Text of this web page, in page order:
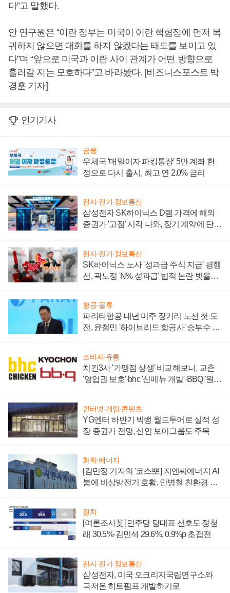
다”고 말했다.
안 연구원은 “이란 정부는 미국이 이란 핵협정에 먼저 복
귀하지 않으면 대화를 하지 않겠다는 태도를 보이고 있
다”며 “앞으로 미국과 이란 사이 관계가 어떤 방향으로
흘러갈 지는 모호하다”고 바라봤다. [비즈니스포스트 박
경훈 기자]
인기기사
금융
우체국 '매일이자 파킹통장' 5만 계좌 한
정으로 다시 출시, 최고 연 2.0% 금리
전자·전기·정보통신
삼성전자 SK하이닉스 D램 가격에 해외
증권가 '고점' 시각 나와, 장기 계약에 단점
전자·전기·정보통신
SK하이닉스 노사 '성과급 주식 지급' 평행
선, 곽노정 'N% 성과급' 법적 논란 벗을지
항공·물류
파라타항공 내년 미주 장거리 노선 첫 도
전, 윤철민 '하이브리드 항공사' 승부수 통
소비자·유통
치킨3사 '가맹점 상생' 비교해보니, 교촌
'영업권 보호'·bhc '신메뉴 개발'·BBQ '원가
인터넷·게임·콘텐츠
YG엔터 하반기 빅뱅 월드투어로 실적 성
장 증권가 전망, 신인 보이그룹도 주목
화학·에너지
[김민정 기자의 '코스뽀'] 지엔씨에너지 AI
붐에 비상발전기 호황, 안병철 친환경 에
정치
[여론조사꽃] 민주당 당대표 선호도 정청
래 30.5%·김민석 29.6%, 0.9%p 초접전
전자·전기·정보통신
삼성전자, 미국 오크리지국립연구소와
극저온 히트펌프 개발하기로